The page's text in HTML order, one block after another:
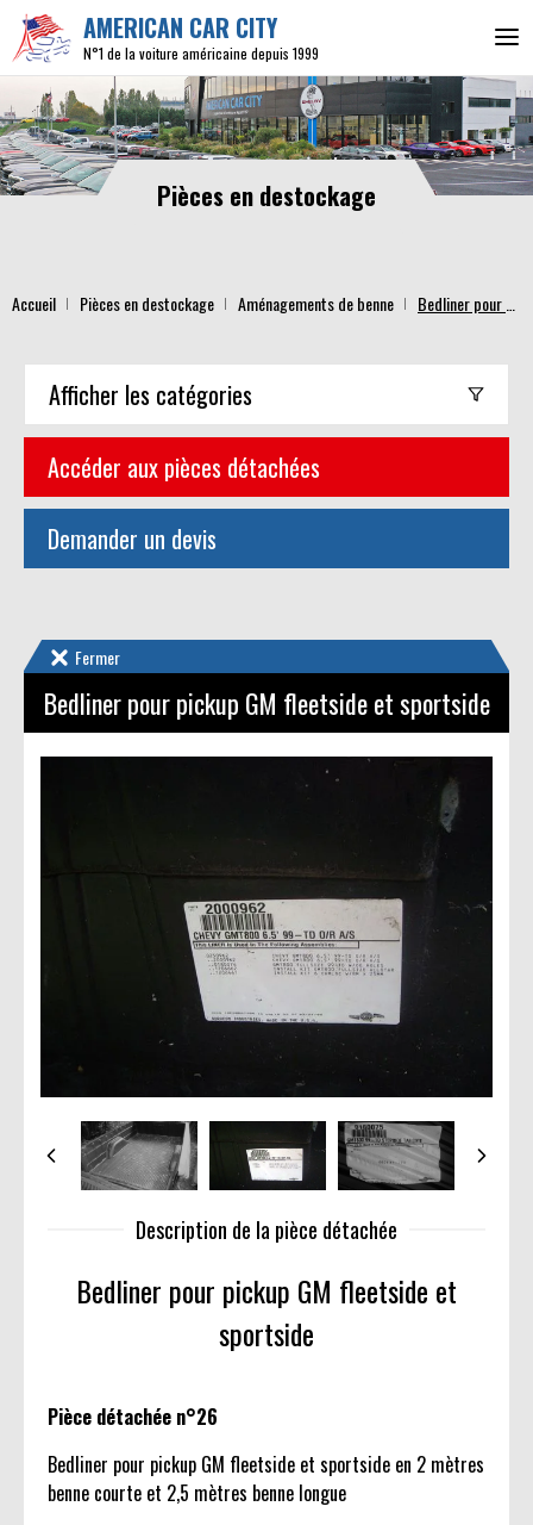
AMERICAN CAR CITY
N°1 de la voiture américaine depuis 1999
Pièces en destockage
Accueil Pièces en destockage Aménagements de benne
Afficher les catégories
Accéder aux pièces détachées
Demander un devis
Fermer
Bedliner pour pickup GM fleetside et sportside
Description de la pièce détachée
Bedliner pour pickup GM fleetside et
sportside
Pièce détachée n°26
Bedliner pour pickup GM fleetside et sportside en 2 mètres
benne courte et 2,5 mètres benne longue